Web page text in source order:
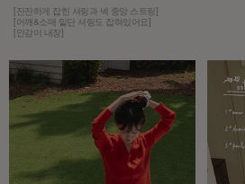
[잔잔하게 잡힌 셔링과 넥 중앙 스트링]
[어깨&소매 밑단 셔링도 잡혀있어요]
[안감이 내장]